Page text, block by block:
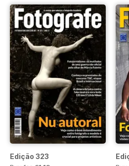
Edição 323